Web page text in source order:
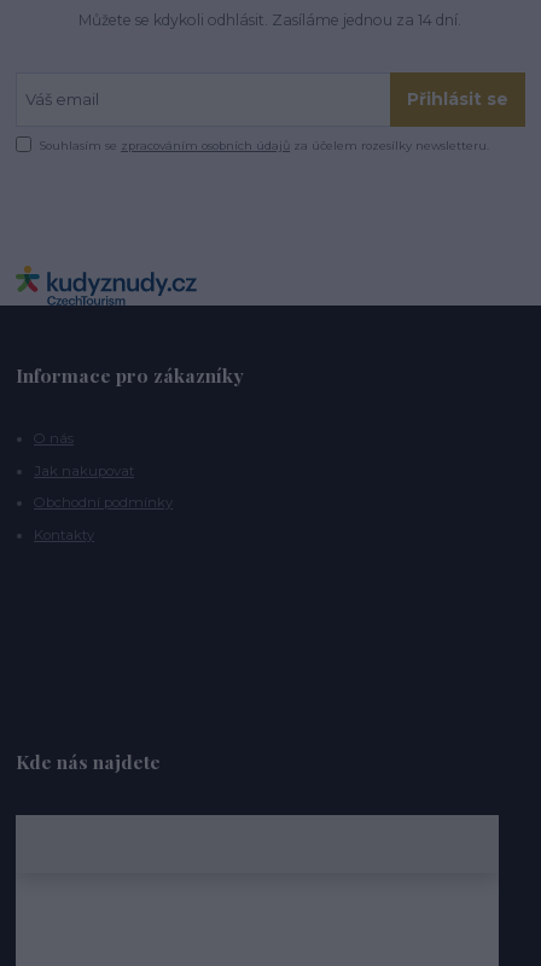
Můžete se kdykoli odhlásit. Zasíláme jednou za 14 dní.
Přihlásit se
Souhlasím se zpracováním osobních údajů za účelem rozesílky newsletteru.
Informace pro zákazníky
O nás
Jak nakupovat
Obchodní podmínky
Kontakty
Kde nás najdete